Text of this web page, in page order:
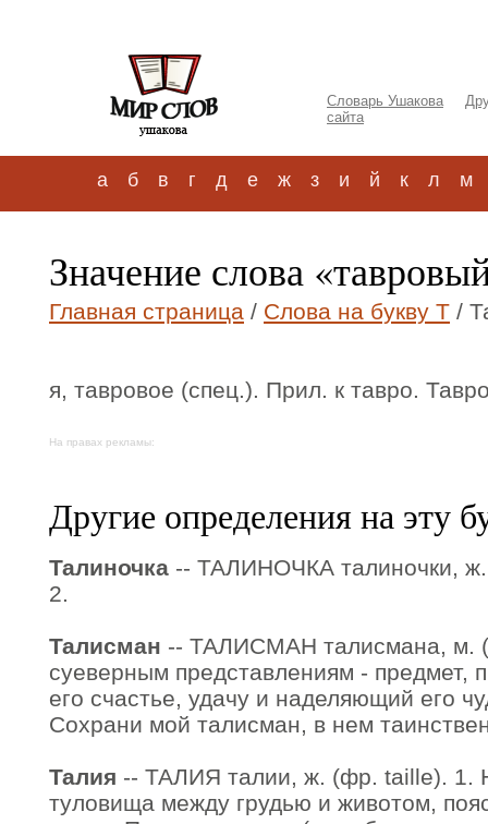
Словарь Ушакова
сайта
а б в г д е ж з и й к л м
Значение слова
Главная страница / Слова на букву Т /
я, тавровое (спец.). Прил. к тавро.
На правах рекламы:
Другие определения на эту
Талиночка -- ТАЛИНОЧКА талиночки,
2.
Талисман -- ТАЛИСМАН талисмана, м.
суеверным представлениям - предмет,
его счастье, удачу и наделяющий его
Сохрани мой талисман, в нем
Талия -- ТАЛИЯ талии, ж. (фр. taille). 1.
туловища между грудью и животом,